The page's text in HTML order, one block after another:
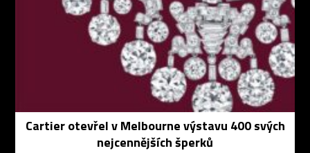
Cartier otevřel v Melbourne výstavu 400 svých
nejcennějších šperků